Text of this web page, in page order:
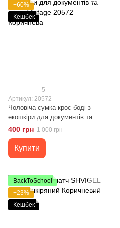
−60%
Кешбек
5
Артикул: 20572
Чоловіча сумка крос боді з
екошкіри для документів та
міста Vintage 20572 Коричнева
400 грн 1 000 грн
Купити
BackToSchool
−23%
Кешбек